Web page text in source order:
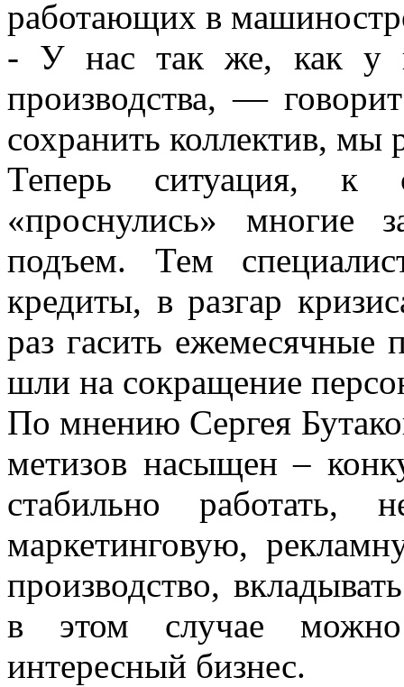
работающих в
- У нас так же, как у
производства, —
сохранить коллектив, мы
Теперь ситуация, к
«проснулись» многие
подъем. Тем
кредиты, в разгар
раз гасить ежемесячные
шли на сокращение
По мнению Сергея
метизов насыщен –
стабильно работать,
маркетинговую,
производство,
в этом случае
интересный бизнес.